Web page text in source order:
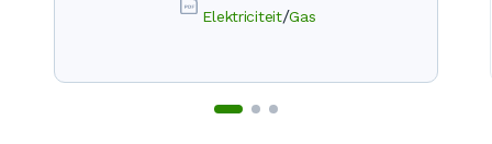
Elektriciteit/Gas